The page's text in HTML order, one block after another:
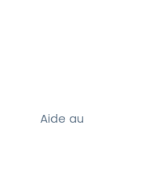
Aide au